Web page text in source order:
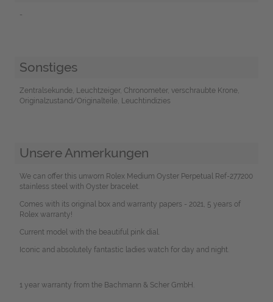
-
Sonstiges
Zentralsekunde, Leuchtzeiger, Chronometer, verschraubte Krone,
Originalzustand/Originalteile, Leuchtindizies
Unsere Anmerkungen
We can offer this unworn Rolex Medium Oyster Perpetual Ref-277200
stainless steel with Oyster bracelet.
Comes with its original box and warranty papers - 2021, 5 years of
Rolex warranty!
Current model with the beautiful pink dial.
Iconic and absolutely fantastic ladies watch for day and night.
1 year warranty from the Bachmann & Scher GmbH.